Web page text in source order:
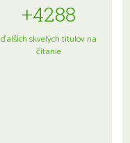
+4288
ďalších skvelých titulov na
čítanie